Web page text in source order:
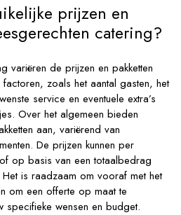
prijzen en
catering?
variëren de prijzen en pakketten
zoals het aantal gasten, het
service en eventuele extra’s
Over het algemeen bieden
aan, variërend van
De prijzen kunnen per
op basis van een totaalbedrag
is raadzaam om vooraf met het
om een offerte op maat te
specifieke wensen en budget.